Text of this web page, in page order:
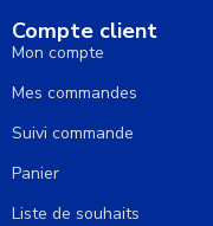
Compte client
Mon compte
Mes commandes
Suivi commande
Panier
Liste de souhaits